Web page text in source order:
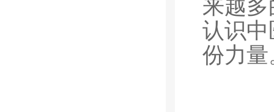
来越
认识
份力量